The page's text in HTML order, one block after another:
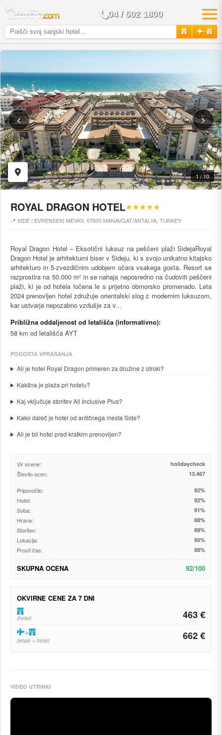
04 / 502 1800
+
‹ ›
1 / 10
ROYAL DRAGON HOTEL★★★★★
📍 SIDE | EVRENSEKI MEVKII, 07600 MANAVGAT/ANTALYA, TURKEY
Royal Dragon Hotel – Eksotični luksuz na peščeni plaži SidejaRoyal
Dragon Hotel je arhitekturni biser v Sideju, ki s svojo unikatno kitajsko
arhitekturo in 5-zvezdičnim udobjem očara vsakega gosta. Resort se
razprostira na 50.000 m² in se nahaja neposredno na čudoviti peščeni
plaži, ki je od hotela ločena le s prijetno obmorsko promenado. Leta
2024 prenovljen hotel združuje orientalski slog z modernim luksuzom,
kar ustvarja nepozabno vzdušje za v...
Približna oddaljenost od letališča (informativno):
58 km od letališča AYT
POGOSTA VPRAŠANJA
Ali je hotel Royal Dragon primeren za družine z otroki?
Kakšna je plaža pri hotelu?
Kaj vključuje storitev All Inclusive Plus?
Kako daleč je hotel od antičnega mesta Side?
Ali je bil hotel pred kratkim prenovljen?
Vir ocene: holidaycheck
Število ocen: 13.467
Priporočilo: 92%
Hotel: 92%
Soba: 91%
Hrana: 88%
Storitev: 89%
Lokacija: 95%
Prosti čas: 88%
SKUPNA OCENA 92/100
OKVIRNE CENE ZA 7 DNI
(hotel) 463 €
+
(letalo + hotel) 662 €
VIDEO UTRINKI